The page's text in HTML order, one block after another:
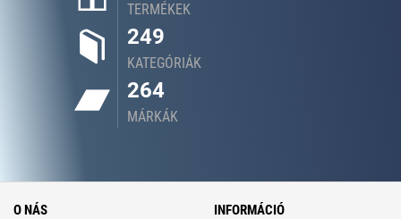
TERMÉKEK
249
KATEGÓRIÁK
264
MÁRKÁK
O NÁS INFORMÁCIÓ